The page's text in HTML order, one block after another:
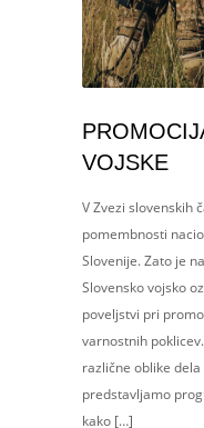
VOJSKE
V Zvezi slovenskih
pomembnosti
Slovenije. Zato je
Slovensko vojsko
poveljstvi pri
varnostnih
različne oblike
predstavljamo
kako […]